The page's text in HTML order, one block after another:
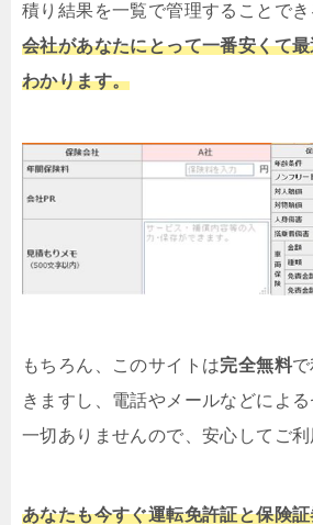
積り結果を一覧で管理することでき
会社があなたにとって一番安くて
わかります。
もちろん、このサイトは完全無料
きますし、電話やメールなどによ
一切ありませんので、安心してご利
あなたも今すぐ運転免許証と保険